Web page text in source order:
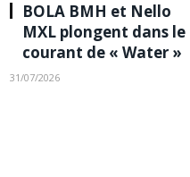
BOLA BMH et Nello
MXL plongent dans le
courant de « Water »
31/07/2026